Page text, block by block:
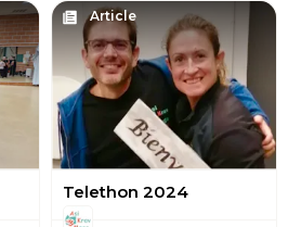
Article
Telethon 2024